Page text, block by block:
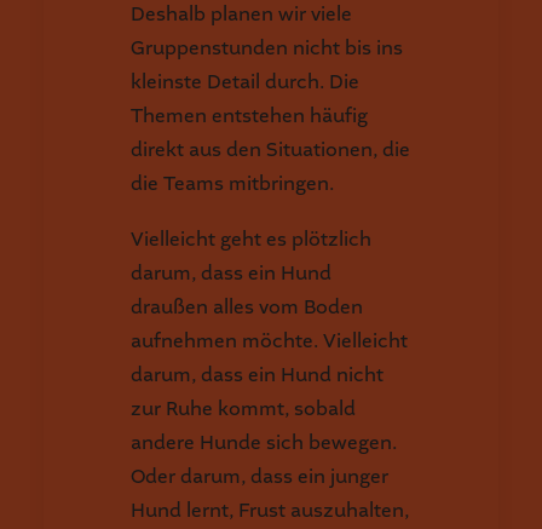
Deshalb planen wir viele
Gruppenstunden nicht bis ins
kleinste Detail durch. Die
Themen entstehen häufig
direkt aus den Situationen, die
die Teams mitbringen.
Vielleicht geht es plötzlich
darum, dass ein Hund
draußen alles vom Boden
aufnehmen möchte. Vielleicht
darum, dass ein Hund nicht
zur Ruhe kommt, sobald
andere Hunde sich bewegen.
Oder darum, dass ein junger
Hund lernt, Frust auszuhalten,